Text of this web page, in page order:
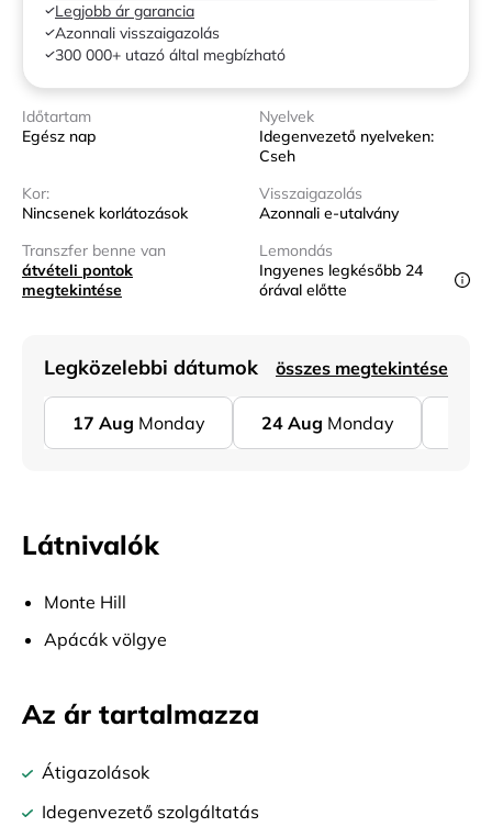
Legjobb ár garancia
Azonnali visszaigazolás
300 000+ utazó által megbízható
Időtartam
Egész nap
Nyelvek
Idegenvezető nyelveken:
Cseh
Kor:
Nincsenek korlátozások
Visszaigazolás
Azonnali e-utalvány
Transzfer benne van
átvételi pontok
megtekintése
Lemondás
Ingyenes legkésőbb 24
órával előtte
Legközelebbi dátumok összes megtekintése
17 Aug Monday 24 Aug Monday
Látnivalók
Monte Hill
Apácák völgye
Az ár tartalmazza
Átigazolások
Idegenvezető szolgáltatás